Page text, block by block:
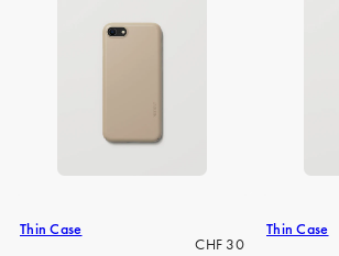
Thin Case
Regulärer
CHF 30
Thin Case